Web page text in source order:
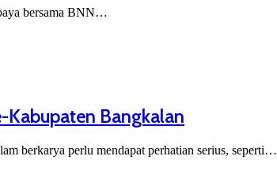
bersama BNN…
Kabupaten Bangkalan
berkarya perlu mendapat perhatian serius, seperti…